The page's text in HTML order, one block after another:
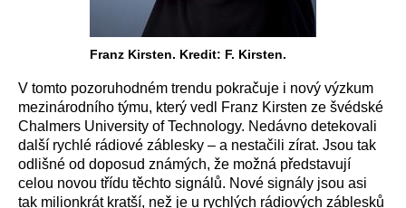
Franz Kirsten. Kredit: F. Kirsten.
V tomto pozoruhodném trendu pokračuje i nový výzkum
mezinárodního týmu, který vedl Franz Kirsten ze švédské
Chalmers University of Technology. Nedávno detekovali
další rychlé rádiové záblesky – a nestačili zírat. Jsou tak
odlišné od doposud známých, že možná představují
celou novou třídu těchto signálů. Nové signály jsou asi
tak milionkrát kratší, než je u rychlých rádiových záblesků